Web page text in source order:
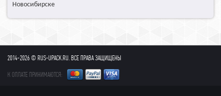
Новосибирске
2014-2026 © RUS-UPACK.RU. ВСЕ ПРАВА ЗАЩИЩЕНЫ
К ОПЛАТЕ ПРИНИМАЮТСЯ: